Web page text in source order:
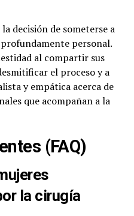
decisión de someterse a
personal.
al compartir sus
el proceso y a
y empática acerca de
que acompañan a la
(FAQ)
la cirugía